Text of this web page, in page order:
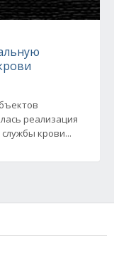
реализация
крови...